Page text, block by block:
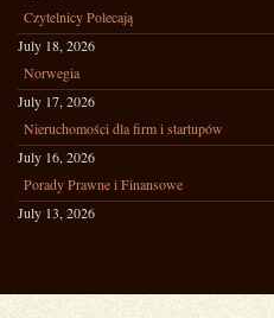
Czytelnicy Polecają
July 18, 2026
Norwegia
July 17, 2026
Nieruchomości dla firm i startupów
July 16, 2026
Porady Prawne i Finansowe
July 13, 2026